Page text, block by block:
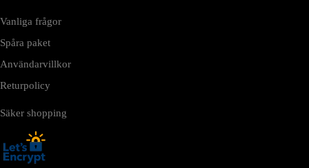
Vanliga frågor
Spåra paket
Användarvillkor
Returpolicy
Säker shopping